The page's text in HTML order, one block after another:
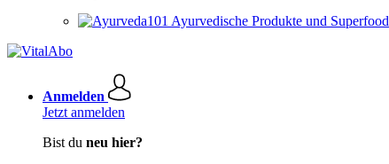
Ayurvedische Produkte und Superfood
Anmelden
Jetzt anmelden
Bist du neu hier?